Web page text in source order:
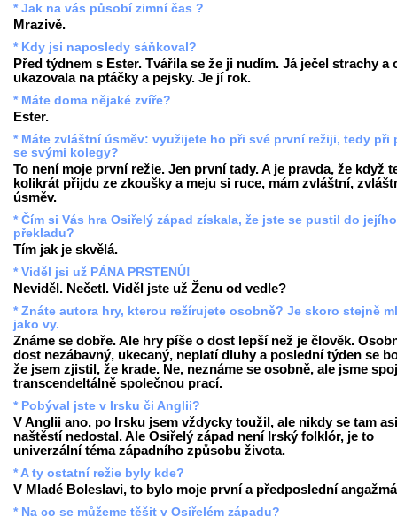
* Jak na vás působí zimní čas ?
Mrazivě.
* Kdy jsi naposledy sáňkoval?
Před týdnem s Ester. Tvářila se že ji nudím. Já ječel strachy a
ukazovala na ptáčky a pejsky. Je jí rok.
* Máte doma nějaké zvíře?
Ester.
* Máte zvláštní úsměv: využijete ho při své první režiji, tedy při
se svými kolegy?
To není moje první režie. Jen první tady. A je pravda, že když
kolikrát přijdu ze zkoušky a meju si ruce, mám zvláštní,
úsměv.
* Čím si Vás hra Osiřelý západ získala, že jste se pustil do jejího
překladu?
Tím jak je skvělá.
* Viděl jsi už PÁNA PRSTENŮ!
Neviděl. Nečetl. Viděl jste už Ženu od vedle?
* Znáte autora hry, kterou režírujete osobně? Je skoro stejně
jako vy.
Známe se dobře. Ale hry píše o dost lepší než je člověk.
dost nezábavný, ukecaný, neplatí dluhy a poslední týden se
že jsem zjistil, že krade. Ne, neznáme se osobně, ale jsme
transcendeltálně společnou prací.
* Pobýval jste v Irsku či Anglii?
V Anglii ano, po Irsku jsem vždycky toužil, ale nikdy se tam asi
naštěstí nedostal. Ale Osiřelý západ není Irský folklór, je to
univerzální téma západního způsobu života.
* A ty ostatní režie byly kde?
V Mladé Boleslavi, to bylo moje první a předposlední
* Na co se můžeme těšit v Osiřelém západu?